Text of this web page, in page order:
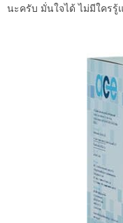
นะครับ มั่นใจได้ ไม่มีใคร